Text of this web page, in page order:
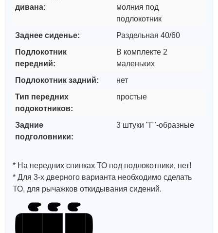
дивана:
молния под
подлокотник
Заднее сиденье:
Раздельная 40/60
Подлокотник
передний:
В комплекте 2
маленьких
Подлокотник задний:
нет
Тип передних
подокотников:
простые
Задние
подголовники:
3 штуки "Г"-образные
* На передних спинках ТО под подлокотники, нет!
* Для 3-х дверного варианта необходимо сделать
ТО, для рычажков откидывания сидений.